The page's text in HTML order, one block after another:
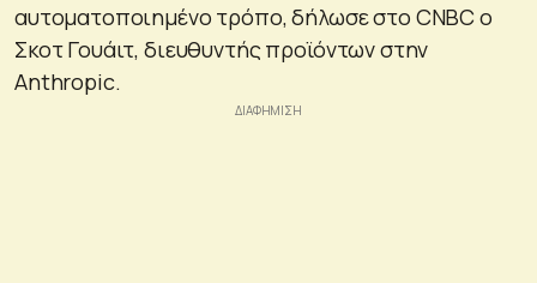
αυτοματοποιημένο τρόπο, δήλωσε στο CNBC ο
Σκοτ Γουάιτ, διευθυντής προϊόντων στην
Anthropic.